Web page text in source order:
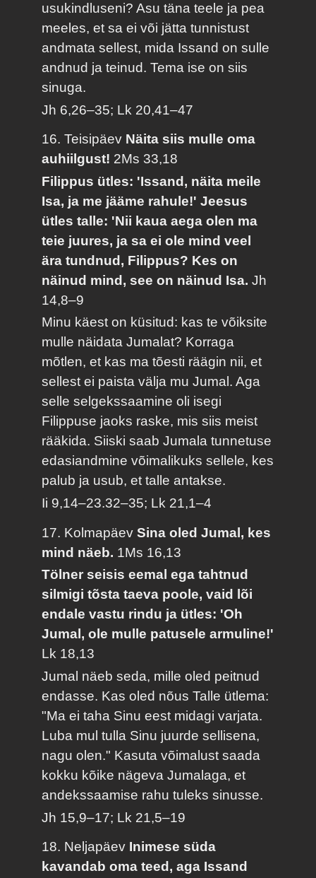
usukindluseni? Asu täna teele ja pea
meeles, et sa ei või jätta tunnistust
andmata sellest, mida Issand on sulle
andnud ja teinud. Tema ise on siis
sinuga.
Jh 6,26–35; Lk 20,41–47
16. Teisipäev Näita siis mulle oma
auhiilgust! 2Ms 33,18
Filippus ütles: 'Issand, näita meile
Isa, ja me jääme rahule!' Jeesus
ütles talle: 'Nii kaua aega olen ma
teie juures, ja sa ei ole mind veel
ära tundnud, Filippus? Kes on
näinud mind, see on näinud Isa.Jh
14,8–9
Minu käest on küsitud: kas te võiksite
mulle näidata Jumalat? Korraga
mõtlen, et kas ma tõesti räägin nii, et
sellest ei paista välja mu Jumal. Aga
selle selgekssaamine oli isegi
Filippuse jaoks raske, mis siis meist
rääkida. Siiski saab Jumala tunnetuse
edasiandmine võimalikuks sellele, kes
palub ja usub, et talle antakse.
Ii 9,14–23.32–35; Lk 21,1–4
17. KolmapäevSina oled Jumal, kes
mind näeb. 1Ms 16,13
Tölner seisis eemal ega tahtnud
silmigi tõsta taeva poole, vaid lõi
endale vastu rindu ja ütles: 'Oh
Jumal, ole mulle patusele armuline!'
Lk 18,13
Jumal näeb seda, mille oled peitnud
endasse. Kas oled nõus Talle ütlema:
"Ma ei taha Sinu eest midagi varjata.
Luba mul tulla Sinu juurde sellisena,
nagu olen." Kasuta võimalust saada
kokku kõike nägeva Jumalaga, et
andekssaamise rahu tuleks sinusse.
Jh 15,9–17; Lk 21,5–19
18. Neljapäev Inimese süda
kavandab oma teed, aga Issand